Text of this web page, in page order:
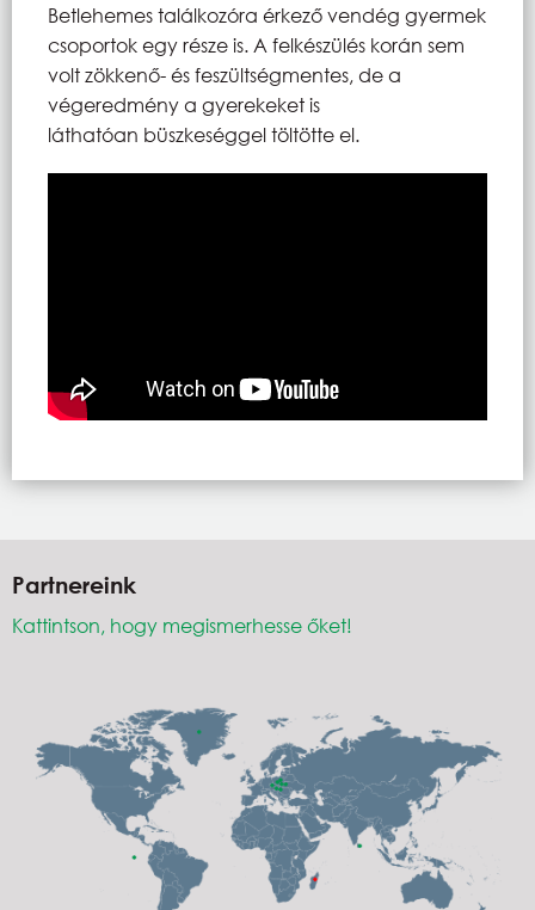
Betlehemes találkozóra érkező vendég gyermek
csoportok egy része is. A felkészülés korán sem
volt zökkenő- és feszültségmentes, de a
végeredmény a gyerekeket is
láthatóan büszkeséggel töltötte el.
Partnereink
Kattintson, hogy megismerhesse őket!